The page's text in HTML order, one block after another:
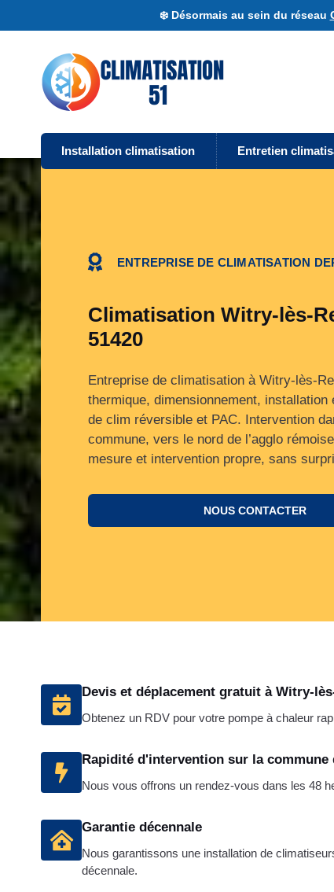
❄️ Désormais au sein du réseau
Installation climatisation Entretien
ENTREPRISE DE CLIMATISATION
Climatisation Witry-lès-
51420
Entreprise de climatisation à Witry-lès-
thermique, dimensionnement, installation
de clim réversible et PAC. Intervention
commune, vers le nord de l’agglo
mesure et intervention propre, sans
NOUS CONTACTER
Devis et déplacement gratuit à Witry-
Obtenez un RDV pour votre pompe à chaleur
Rapidité d'intervention sur la commune
Nous vous offrons un rendez-vous dans les 48
Garantie décennale
Nous garantissons une installation de
décennale.